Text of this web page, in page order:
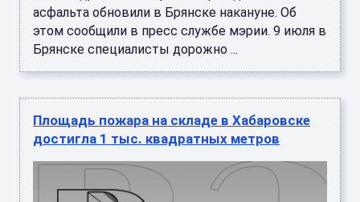
асфальта обновили в Брянске накануне. Об
этом сообщили в пресс службе мэрии. 9 июля в
Брянске специалисты дорожно ...
Площадь пожара на складе в Хабаровске
достигла 1 тыс. квадратных метров